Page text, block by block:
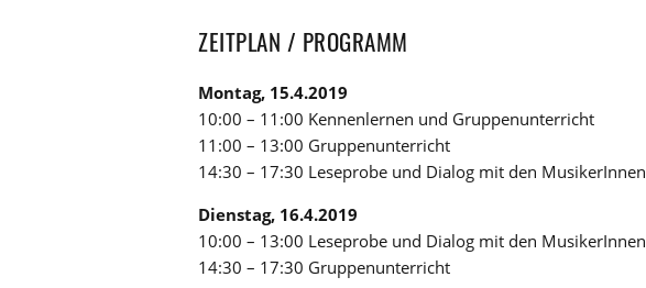
ZEITPLAN / PROGRAMM
Montag, 15.4.2019
10:00 – 11:00 Kennenlernen und Gruppenunterricht
11:00 – 13:00 Gruppenunterricht
14:30 – 17:30 Leseprobe und Dialog mit den MusikerInnen
Dienstag, 16.4.2019
10:00 – 13:00 Leseprobe und Dialog mit den MusikerInnen
14:30 – 17:30 Gruppenunterricht